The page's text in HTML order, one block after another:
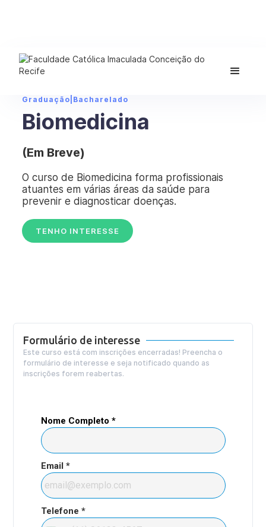
Graduação Bacharelado
Biomedicina
(Em Breve)
O curso de Biomedicina forma profissionais
atuantes em várias áreas da saúde para
prevenir e diagnosticar doenças.
TENHO INTERESSE
Formulário de interesse
Este curso está com inscrições encerradas! Preencha o
formulário de interesse e seja notificado quando as
inscrições forem reabertas.